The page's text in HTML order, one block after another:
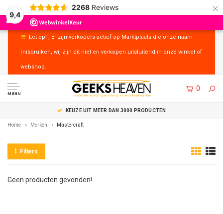
9,4
2268 Reviews ×
Let op! , Er zijn verkopers actief op Marktplaats die onze naam
misbruiken, wij zijn dit niet en verkopen uitsluitend in onze winkel of
webshop.
MENU
0
KEUZE UIT MEER DAN 3000 PRODUCTEN
Home Merken Mastercraft
Filters
Geen producten gevonden!...